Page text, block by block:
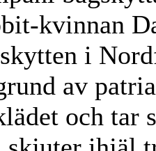
kvinnan
i
av
och tar